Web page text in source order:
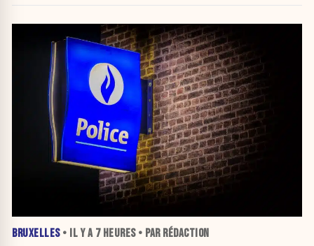
BRUXELLES• IL Y A 7 HEURES• PAR RÉDACTION